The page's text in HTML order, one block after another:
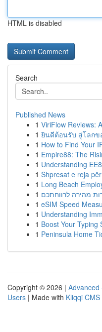
HTML is disabled
Search
Published News
1 ViriFlow Reviews:
1 ยินดีต้อนรับ สู่โลกข
1 How to Find Your
1 Empire88: The
1 Understanding
1 Shpresat e reja
1 Long Beach
1 מהירה לרווחתכם
1 eSIM Speed
1 Understanding
1 Boost Your Typing
1 Peninsula Home
Copyright © 2026 | Advanced
Users | Made with Kliqqi CMS